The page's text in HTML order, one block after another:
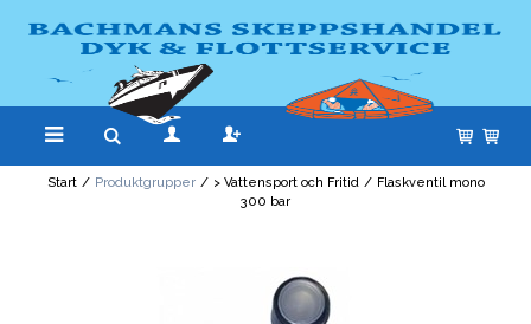
Start / Produktgrupper / > Vattensport och Fritid / Flaskventil mono
300 bar